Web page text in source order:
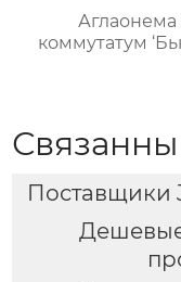
Аглаонема
коммутатум
Поставщики